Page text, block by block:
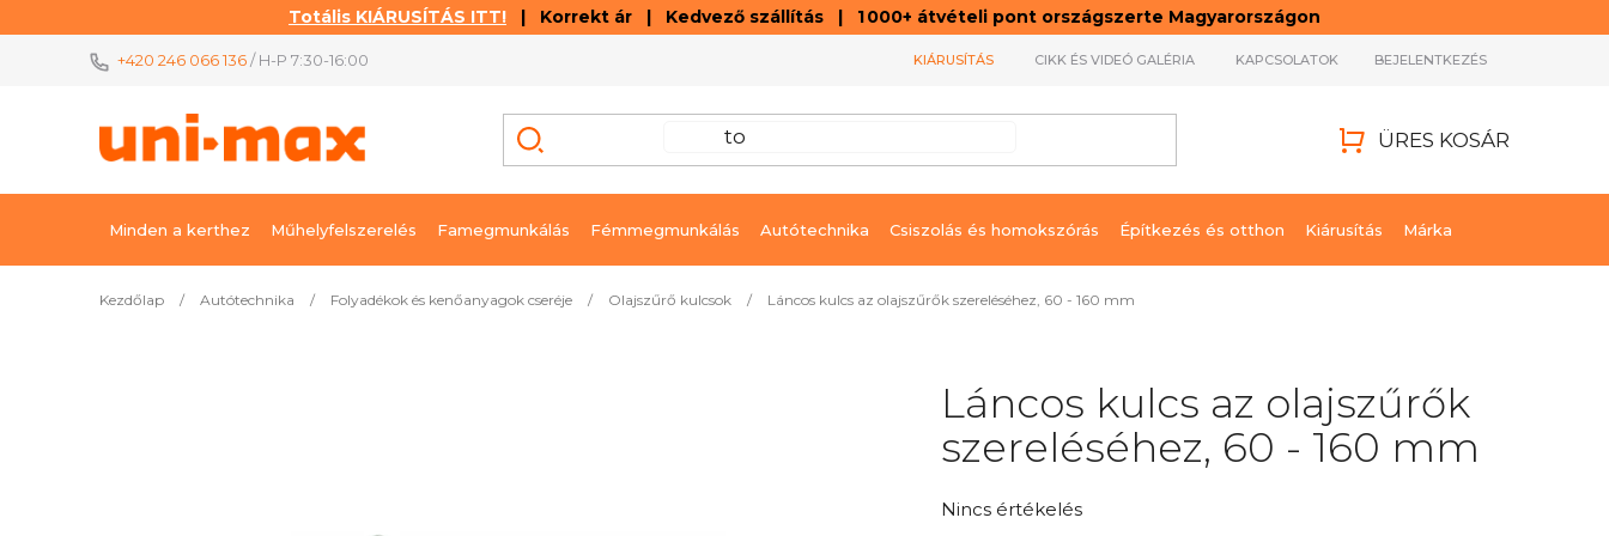
Totális KIÁRUSÍTÁS ITT! | Korrekt ár | Kedvező szállítás | 1 000+ átvételi pont országszerte Magyarországon
+420 246 066 136/ H-P 7:30-16:00 KIÁRUSÍTÁS CIKK ÉS VIDEÓ GALÉRIA KAPCSOLATOK BEJELENTKEZÉS
ÜRES KOSÁR
Minden a kerthez Műhelyfelszerelés Famegmunkálás Fémmegmunkálás Autótechnika Csiszolás és homokszórás Építkezés és otthon Kiárusítás Márka
Kezdőlap / Autótechnika / Folyadékok és kenőanyagok cseréje / Olajszűrő kulcsok / Láncos kulcs az olajszűrők szereléséhez, 60 - 160 mm
Láncos kulcs az olajszűrők
szereléséhez, 60 - 160 mm
A
Nincs értékelés